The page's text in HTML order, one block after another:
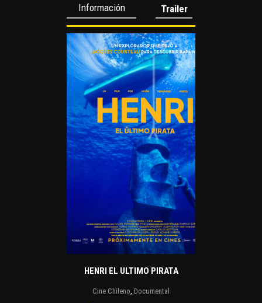
Información
Trailer
HENRI EL ULTIMO PIRATA
Cine Chileno Documental